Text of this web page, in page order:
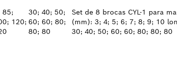
85;
120;
30; 40; 50;
60; 60; 80;
80; 80
Set de 8 brocas CYL-1 para
(mm): 3; 4; 5; 6; 7; 8; 9; 10
30; 40; 50; 60; 60; 80; 80; 80